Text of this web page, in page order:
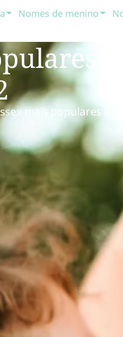
Nomes de menino
no
mais populares e